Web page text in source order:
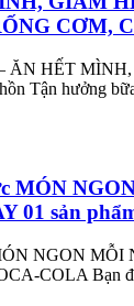
CƠM,
ĂN HẾT
Tận hưởng
MÓN
01 sản
NGON
COLA Bạn